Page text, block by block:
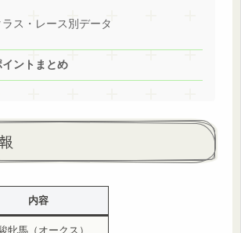
ス・レース別データ
ントまとめ
内容
牝馬（オークス）